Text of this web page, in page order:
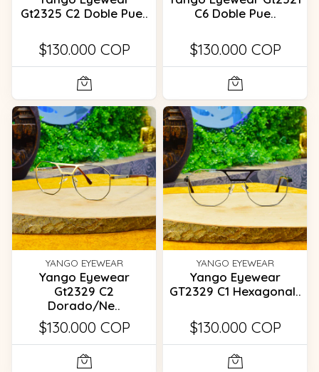
Gt2325 C2 Doble Pue..
$130.000 COP
C6 Doble Pue..
$130.000 COP
YANGO EYEWEAR
Yango Eyewear
Gt2329 C2
Dorado/Ne..
$130.000 COP
YANGO EYEWEAR
Yango Eyewear
GT2329 C1 Hexagonal..
$130.000 COP